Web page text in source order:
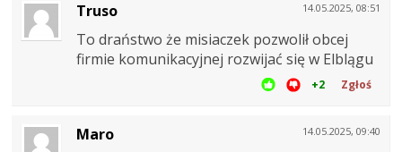
14.05.2025, 08:51
Truso
To draństwo że misiaczek pozwolił obcej
firmie komunikacyjnej rozwijać się w Elblągu
+2 Zgłoś
14.05.2025, 09:40
Maro